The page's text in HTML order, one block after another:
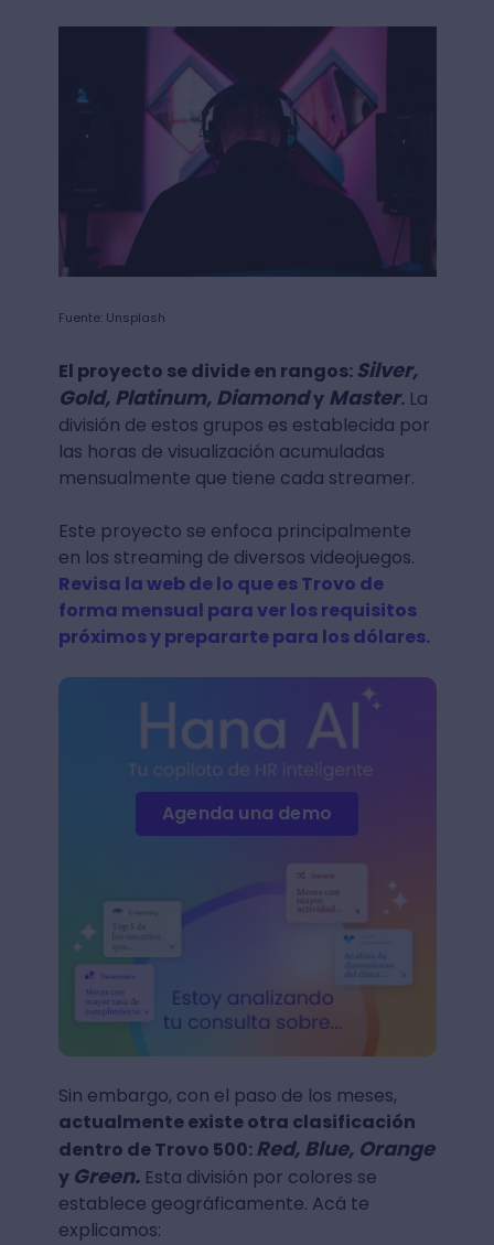
Fuente: Unsplash
El proyecto se divide en rangos: Silver,
Gold, Platinum, DiamondyMaster.La
división de estos grupos es establecida por
las horas de visualización acumuladas
mensualmente que tiene cada streamer.
Este proyecto se enfoca principalmente
en los streaming de diversos videojuegos.
Revisa la web de lo que es Trovo de
forma mensual para ver los requisitos
próximos y prepararte para los dólares.
Agenda una demo
Sin embargo, con el paso de los meses,
actualmente existe otra clasificación
dentro de Trovo 500:Red, Blue, Orange
y Green.Esta división por colores se
establece geográficamente. Acá te
explicamos: